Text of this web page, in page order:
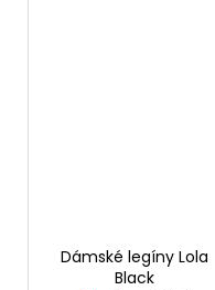
Dámské legíny Lola
Black